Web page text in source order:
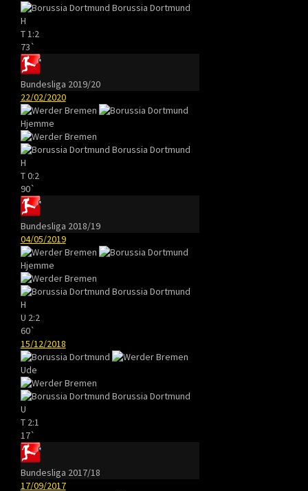
Borussia Dortmund
H
T 1:2
73`
Bundesliga 2019/20
22/02/2020
Hjemme
Borussia Dortmund
H
T0:2
90`
Bundesliga 2018/19
04/05/2019
Hjemme
Borussia Dortmund
H
U 2:2
60`
15/12/2018
Ude
Borussia Dortmund
U
T 2:1
17`
Bundesliga 2017/18
17/09/2017